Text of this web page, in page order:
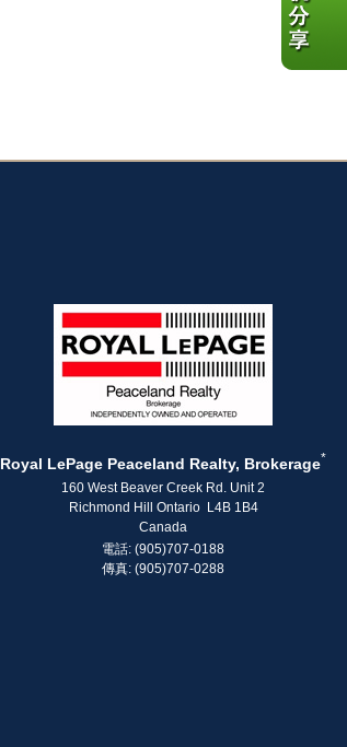
Royal LePage Peaceland Realty, Brokerage*
160 West Beaver Creek Rd. Unit 2
Richmond Hill Ontario L4B 1B4
Canada
電話: (905)707-0188
傳真: (905)707-0288